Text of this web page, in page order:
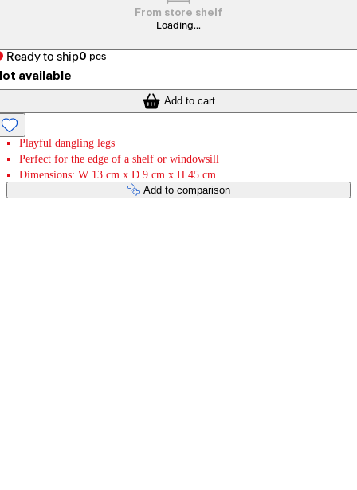
From store shelf
Loading...
Ready to ship0 pcs
available
Add to cart
Playful dangling legs
Perfect for the edge of a shelf or windowsill
Dimensions: W 13 cm x D 9 cm x H 45 cm
Add to comparison